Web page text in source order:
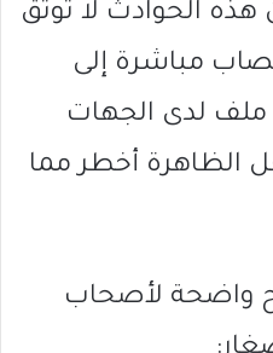
هذه الحوادث لا تُوثّق
مباشرة إلى
لدى الجهات
الظاهرة أخطر مما
واضحة لأصحاب